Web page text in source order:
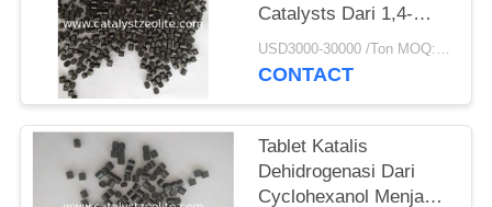
Catalysts Dari 1,4-
Butanediol Toγ-
Butyrolactone
USD3000-30000 /Ton MOQ:1 KG
CONTACT
Tablet Katalis
Dehidrogenasi Dari
Cyclohexanol Menjadi